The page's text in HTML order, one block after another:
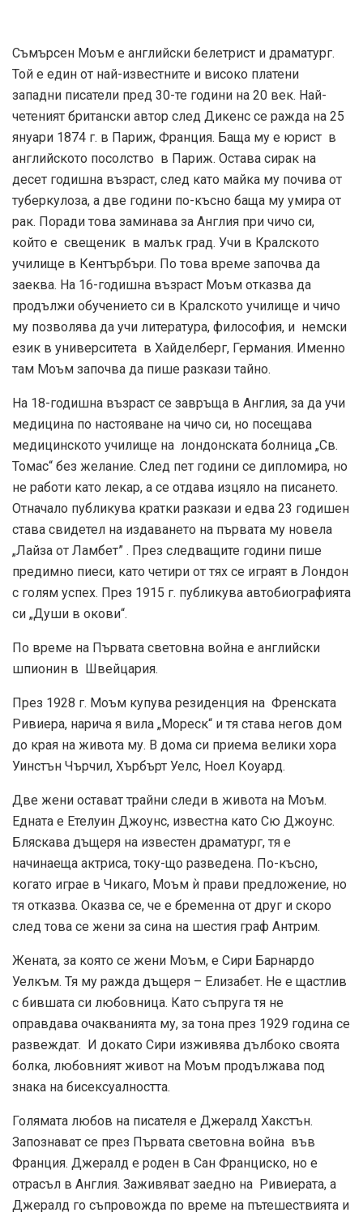
Съмърсен Моъм е английски белетрист и драматург.
Той е един от най-известните и високо платени
западни писатели пред 30-те години на 20 век. Най-
четеният британски автор след Дикенс се ражда на 25
януари 1874 г. в Париж, Франция. Баща му е юрист в
английското посолство в Париж. Остава сирак на
десет годишна възраст, след като майка му почива от
туберкулоза, а две години по-късно баща му умира от
рак. Поради това заминава за Англия при чичо си,
който е свещеник в малък град. Учи в Кралското
училище в Кентърбъри. По това време започва да
заеква. На 16-годишна възраст Моъм отказва да
продължи обучението си в Кралското училище и чичо
му позволява да учи литература, философия, и немски
език в университета в Хайделберг, Германия. Именно
там Моъм започва да пише разкази тайно.
На 18-годишна възраст се завръща в Англия, за да учи
медицина по настояване на чичо си, но посещава
медицинското училище на лондонската болница „Св.
Томас“ без желание. След пет години се дипломира, но
не работи като лекар, а се отдава изцяло на писането.
Отначало публикува кратки разкази и едва 23 годишен
става свидетел на издаването на първата му новела
„Лайза от Ламбет” . През следващите години пише
предимно пиеси, като четири от тях се играят в Лондон
с голям успех. През 1915 г. публикува автобиографията
си „Души в окови“.
По време на Първата световна война е английски
шпионин в Швейцария.
През 1928 г. Моъм купува резиденция на Френската
Ривиера, нарича я вила „Мореск“ и тя става негов дом
до края на живота му. В дома си приема велики хора
Уинстън Чърчил, Хърбърт Уелс, Ноел Коуард.
Две жени остават трайни следи в живота на Моъм.
Едната е Етелуин Джоунс, известна като Сю Джоунс.
Бляскава дъщеря на известен драматург, тя е
начинаеща актриса, току-що разведена. По-късно,
когато играе в Чикаго, Моъм ѝ прави предложение, но
тя отказва. Оказва се, че е бременна от друг и скоро
след това се жени за сина на шестия граф Антрим.
Жената, за която се жени Моъм, е Сири Барнардо
Уелкъм. Тя му ражда дъщеря – Елизабет. Не е щастлив
с бившата си любовница. Като съпруга тя не
оправдава очакванията му, за тона през 1929 година се
развеждат. И докато Сири изживява дълбоко своята
болка, любовният живот на Моъм продължава под
знака на бисексуалността.
Голямата любов на писателя е Джералд Хакстън.
Запознават се през Първата световна война във
Франция. Джералд е роден в Сан Франциско, но е
отрасъл в Англия. Заживяват заедно на Ривиерата, а
Джералд го съпровожда по време на пътешествията и